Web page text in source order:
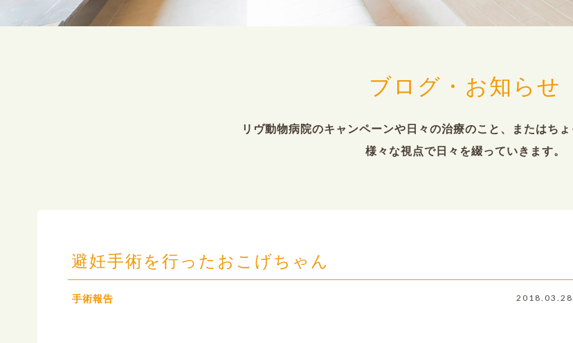
ブログ・お知らせ
リヴ動物病院のキャンペーンや日々の治療のこと、またはちょ
様々な視点で日々を綴っていきます。
避妊手術を行ったおこげちゃん
手術報告 2018.03.28